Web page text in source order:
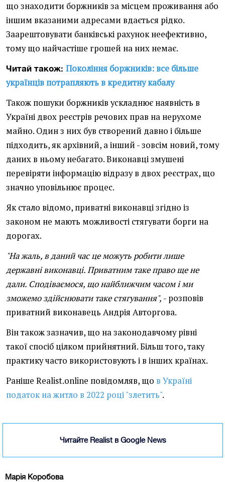
що знаходити боржників за місцем проживання або
іншим вказаними адресами вдається рідко.
Заарештовувати банківські рахунок неефективно,
тому що найчастіше грошей на них немає.
Читай також: Покоління боржників: все більше
українців потрапляють в кредитну кабалу
Також пошуки боржників ускладнює наявність в
Україні двох реєстрів речових прав на нерухоме
майно. Один з них був створений давно і більше
підходить, як архівний, а інший - зовсім новий, тому
даних в ньому небагато. Виконавці змушені
перевіряти інформацію відразу в двох реєстрах, що
значно уповільнює процес.
Як стало відомо, приватні виконавці згідно із
законом не мають можливості стягувати борги на
дорогах.
"На жаль, в даний час це можуть робити лише
державні виконавці. Приватним таке право ще не
дали. Сподіваємося, що найближчим часом і ми
зможемо здійснювати таке стягування", - розповів
приватний виконавець Андрія Авторгова.
Він також зазначив, що на законодавчому рівні
такої спосіб цілком прийнятний. Більш того, таку
практику часто використовують і в інших країнах.
Раніше Realist.online повідомляв, що в Україні
податок на житло в 2022 році "злетить".
Читайте Realist в Google News
Марія Коробова